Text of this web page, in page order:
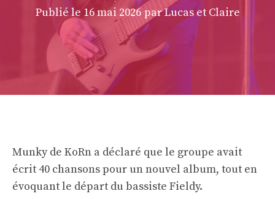
Publié le 16 mai 2026 par Lucas et Claire
Munky de KoRn a déclaré que le groupe avait
écrit 40 chansons pour un nouvel album, tout en
évoquant le départ du bassiste Fieldy.